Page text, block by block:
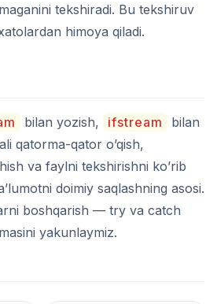
tekshiradi. Bu tekshiruv
himoya qiladi.
bilan yozish, ifstream
bilan
qatorma-qator o’qish,
va faylni tekshirishni ko’rib
doimiy saqlashning asosi.
boshqarish — try va catch
yakunlaymiz.